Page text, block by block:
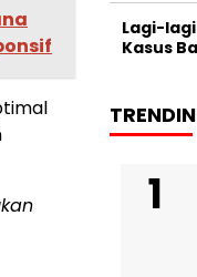
Lagi-
Kasus